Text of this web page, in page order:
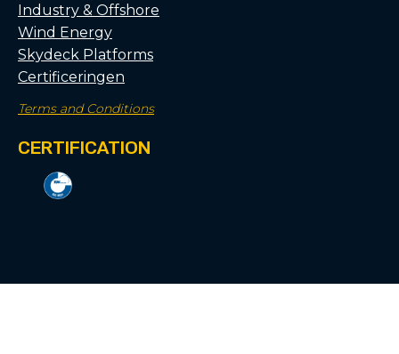
Industry & Offshore
Wind Energy
Skydeck Platforms
Certificeringen
Terms and Conditions
CERTIFICATION